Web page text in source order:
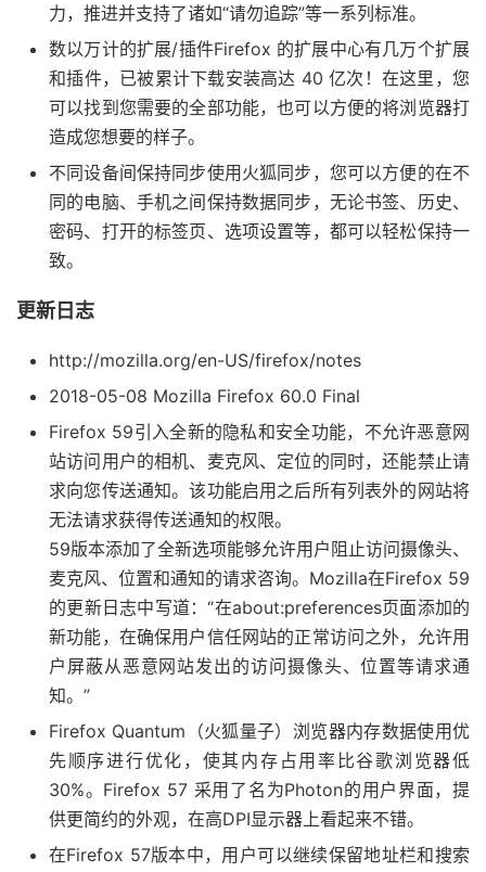
力，推进并支持了诸如“请勿追踪”等一系列标准。
数以万计的扩展/插件Firefox 的扩展中心有几万个扩展
和插件，已被累计下载安装高达 40 亿次！在这里，您
可以找到您需要的全部功能，也可以方便的将浏览器打
造成您想要的样子。
不同设备间保持同步使用火狐同步，您可以方便的在不
同的电脑、手机之间保持数据同步，无论书签、历史、
密码、打开的标签页、选项设置等，都可以轻松保持一
致。
更新日志
http://mozilla.org/en-US/firefox/notes
2018-05-08 Mozilla Firefox 60.0 Final
Firefox 59引入全新的隐私和安全功能，不允许恶意网
站访问用户的相机、麦克风、定位的同时，还能禁止请
求向您传送通知。该功能启用之后所有列表外的网站将
无法请求获得传送通知的权限。
59版本添加了全新选项能够允许用户阻止访问摄像头、
麦克风、位置和通知的请求咨询。Mozilla在Firefox 59
的更新日志中写道：“在about:preferences页面添加的
新功能，在确保用户信任网站的正常访问之外，允许用
户屏蔽从恶意网站发出的访问摄像头、位置等请求通
知。”
Firefox Quantum（火狐量子）浏览器内存数据使用优
先顺序进行优化，使其内存占用率比谷歌浏览器低
30%。Firefox 57 采用了名为Photon的用户界面，提
供更简约的外观，在高DPI显示器上看起来不错。
在Firefox 57版本中，用户可以继续保留地址栏和搜索